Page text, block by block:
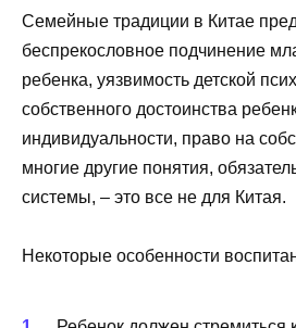
Семейные традиции в Китае
беспрекословное подчинение
ребенка, уязвимость детской
собственного достоинства
индивидуальности, право на
многие другие понятия,
системы, – это все не для Китая.
Некоторые особенности